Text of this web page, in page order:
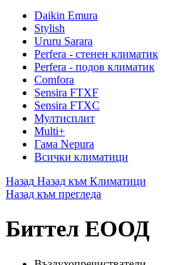
Daikin Emura
Stylish
Ururu Sarara
Perfera - стенен климатик
Perfera - подов климатик
Comfora
Sensira FTXF
Sensira FTXC
Мултисплит
Multi+
Гама Nepura
Всички климатици
Назад Назад към Климатици
Назад към прегледа
Биттел ЕООД